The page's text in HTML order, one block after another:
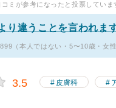
ミが参考になったと投票していま
り違うことを言われま
（本人ではない・5〜10歳・女
3.5 皮膚科